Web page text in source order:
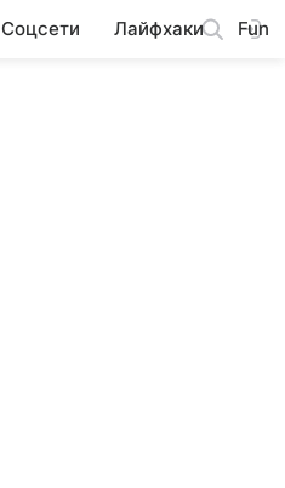
Соцсети Лайфхаки Fun